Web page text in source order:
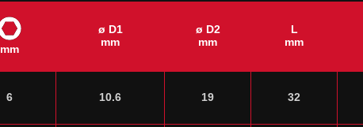
mm
ø D1
mm
ø D2
mm
L
mm
6 10.6 19 32